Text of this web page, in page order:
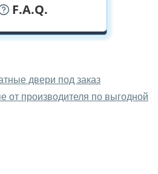
F.A.Q.
двери фаворит
межкомнатные двери фаворит
двери под заказ
от производителя по выгодной